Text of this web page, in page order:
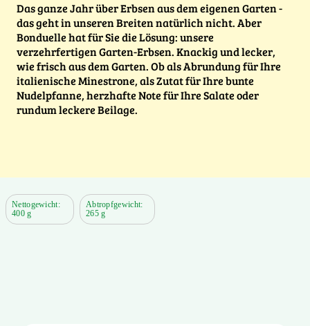
Das ganze Jahr über Erbsen aus dem eigenen Garten -
das geht in unseren Breiten natürlich nicht. Aber
Bonduelle hat für Sie die Lösung: unsere
verzehrfertigen Garten-Erbsen. Knackig und lecker,
wie frisch aus dem Garten. Ob als Abrundung für Ihre
italienische Minestrone, als Zutat für Ihre bunte
Nudelpfanne, herzhafte Note für Ihre Salate oder
rundum leckere Beilage.
Nettogewicht:
400 g
Abtropfgewicht:
265 g